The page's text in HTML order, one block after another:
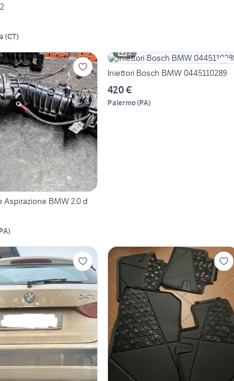
(CT)
Aspirazione BMW 2.0 d
)
2
Iniettori Bosch BMW 0445110289
420 €
Palermo(PA)